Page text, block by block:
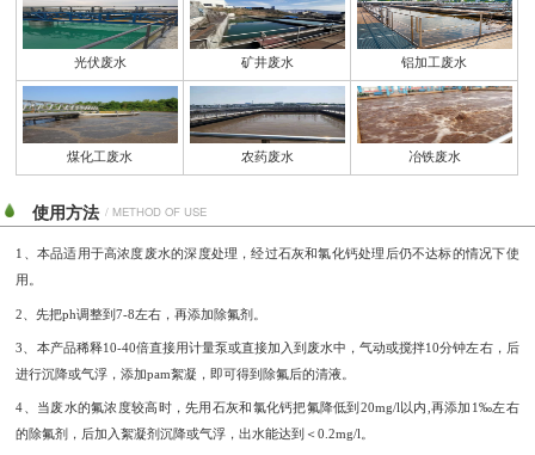
光伏废水 矿井废水 铝加工废水
煤化工废水 农药废水 冶铁废水
使用方法 / METHOD OF USE
1
、本品适用于高浓度废水的深度处理，经过石灰和氯化钙处理后仍不达标的情况下使
用。
2、先把ph调整到7-8左右，再添加除氟剂。
3 本产品稀释10-40倍直接用计量泵或直接加入到废水中，气动或搅拌10分钟左右， 后
进行沉降或气浮，添加pam絮凝， 即可得到除氟后的清液。
4、 当废水的氟浓度较高时，先用石灰和氯化钙把氟降低到 20mg/l以内,再添加 1‰左右
的除氟剂，后加入絮凝剂沉降或气浮，出水能达到＜0.2mg/l。